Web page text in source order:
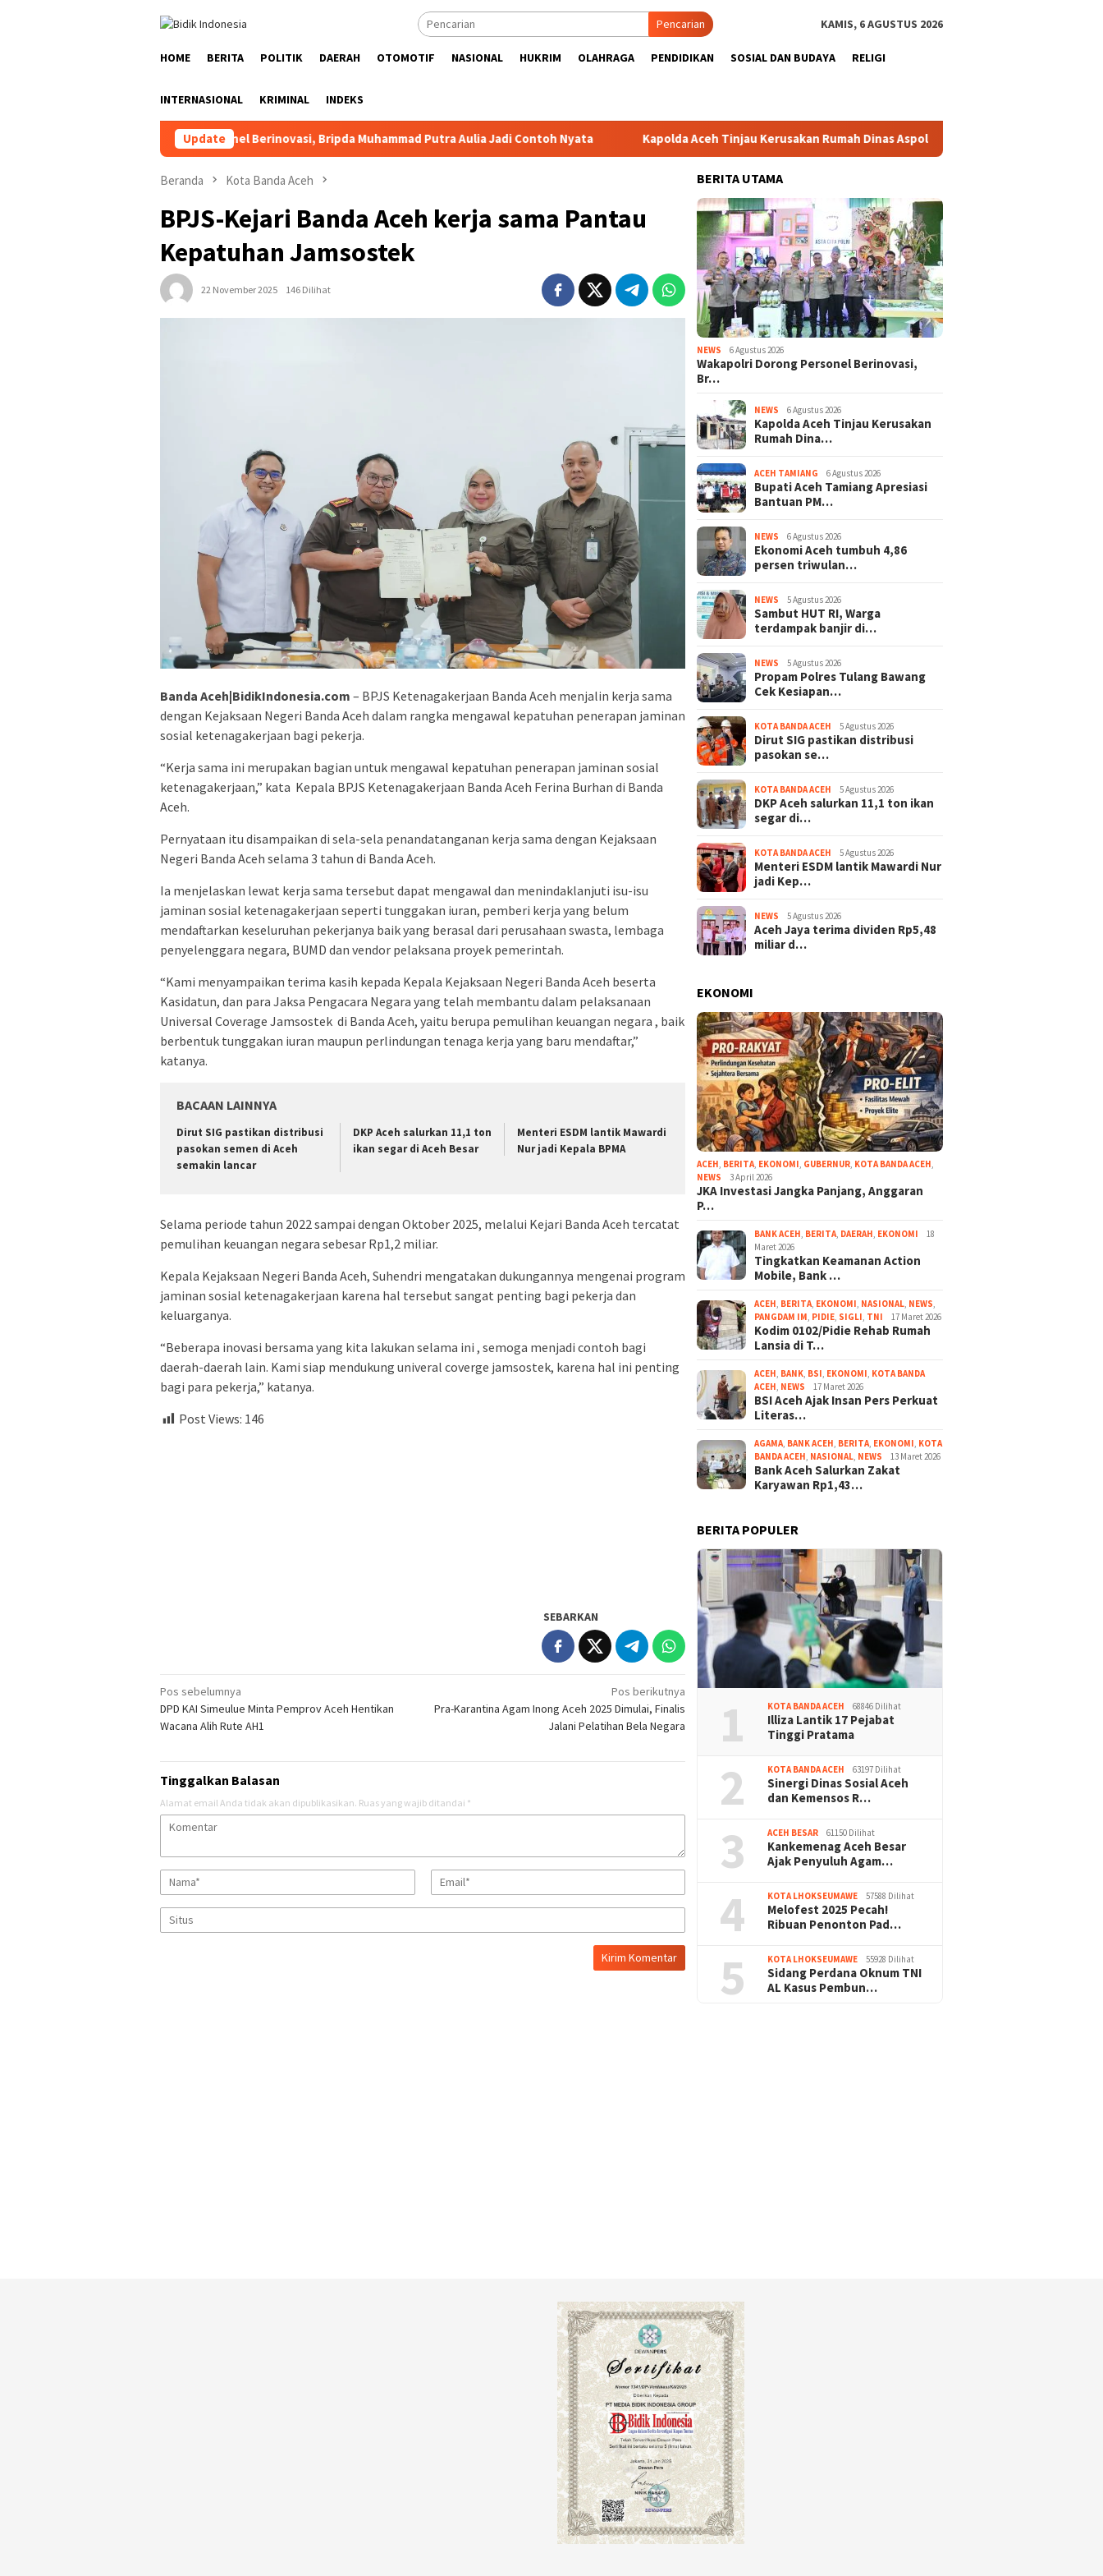
Pencarian KAMIS, 6 AGUSTUS 2026
HOME BERITA POLITIK DAERAH OTOMOTIF NASIONAL HUKRIM OLAHRAGA PENDIDIKAN SOSIAL DAN BUDAYA RELIGI
INTERNASIONAL KRIMINAL INDEKS
Update
Wakapolri Dorong Personel Berinovasi, Bripda Muhammad Putra Aulia Jadi Contoh Nyata Kapolda Aceh Tinjau Kerusakan Rumah Dinas Aspol Lamteumen I Akibat Angin Kencang Disertai
Beranda Kota Banda Aceh
BPJS-Kejari Banda Aceh kerja sama Pantau
Kepatuhan Jamsostek
22 November 2025 146 Dilihat
Banda Aceh|BidikIndonesia.com – BPJS Ketenagakerjaan Banda Aceh menjalin kerja sama
dengan Kejaksaan Negeri Banda Aceh dalam rangka mengawal kepatuhan penerapan jaminan
sosial ketenagakerjaan bagi pekerja.
“Kerja sama ini merupakan bagian untuk mengawal kepatuhan penerapan jaminan sosial
ketenagakerjaan,” kata Kepala BPJS Ketenagakerjaan Banda Aceh Ferina Burhan di Banda
Aceh.
Pernyataan itu disampaikan di sela-sela penandatanganan kerja sama dengan Kejaksaan
Negeri Banda Aceh selama 3 tahun di Banda Aceh.
Ia menjelaskan lewat kerja sama tersebut dapat mengawal dan menindaklanjuti isu-isu
jaminan sosial ketenagakerjaan seperti tunggakan iuran, pemberi kerja yang belum
mendaftarkan keseluruhan pekerjanya baik yang berasal dari perusahaan swasta, lembaga
penyelenggara negara, BUMD dan vendor pelaksana proyek pemerintah.
“Kami menyampaikan terima kasih kepada Kepala Kejaksaan Negeri Banda Aceh beserta
Kasidatun, dan para Jaksa Pengacara Negara yang telah membantu dalam pelaksanaan
Universal Coverage Jamsostek di Banda Aceh, yaitu berupa pemulihan keuangan negara , baik
berbentuk tunggakan iuran maupun perlindungan tenaga kerja yang baru mendaftar,”
katanya.
BACAAN LAINNYA
Dirut SIG pastikan distribusi
pasokan semen di Aceh
semakin lancar
DKP Aceh salurkan 11,1 ton
ikan segar di Aceh Besar
Menteri ESDM lantik Mawardi
Nur jadi Kepala BPMA
Selama periode tahun 2022 sampai dengan Oktober 2025, melalui Kejari Banda Aceh tercatat
pemulihan keuangan negara sebesar Rp1,2 miliar.
Kepala Kejaksaan Negeri Banda Aceh, Suhendri mengatakan dukungannya mengenai program
jaminan sosial ketenagakerjaan karena hal tersebut sangat penting bagi pekerja dan
keluarganya.
“Beberapa inovasi bersama yang kita lakukan selama ini , semoga menjadi contoh bagi
daerah-daerah lain. Kami siap mendukung univeral coverge jamsostek, karena hal ini penting
bagi para pekerja,” katanya.
Post Views: 146
SEBARKAN
Navigasi
pos
Pos sebelumnya
DPD KAI Simeulue Minta Pemprov Aceh Hentikan
Wacana Alih Rute AH1
Pos berikutnya
Pra-Karantina Agam Inong Aceh 2025 Dimulai, Finalis
Jalani Pelatihan Bela Negara
Tinggalkan Balasan
Alamat email Anda tidak akan dipublikasikan. Ruas yang wajib ditandai *
BERITA UTAMA
NEWS 6 Agustus 2026
Wakapolri Dorong Personel Berinovasi,
Br…
NEWS 6 Agustus 2026
Kapolda Aceh Tinjau Kerusakan
Rumah Dina…
ACEH TAMIANG 6 Agustus 2026
Bupati Aceh Tamiang Apresiasi
Bantuan PM…
NEWS 6 Agustus 2026
Ekonomi Aceh tumbuh 4,86
persen triwulan…
NEWS 5 Agustus 2026
Sambut HUT RI, Warga
terdampak banjir di…
NEWS 5 Agustus 2026
Propam Polres Tulang Bawang
Cek Kesiapan…
KOTA BANDA ACEH 5 Agustus 2026
Dirut SIG pastikan distribusi
pasokan se…
KOTA BANDA ACEH 5 Agustus 2026
DKP Aceh salurkan 11,1 ton ikan
segar di…
KOTA BANDA ACEH 5 Agustus 2026
Menteri ESDM lantik Mawardi Nur
jadi Kep…
NEWS 5 Agustus 2026
Aceh Jaya terima dividen Rp5,48
miliar d…
EKONOMI
ACEH BERITA EKONOMI GUBERNUR KOTA BANDA ACEH
NEWS
3 April 2026
JKA Investasi Jangka Panjang, Anggaran
P…
BANK ACEH BERITA DAERAH EKONOMI
18
Maret 2026
Tingkatkan Keamanan Action
Mobile, Bank …
ACEH BERITA EKONOMI NASIONAL NEWS
PANGDAM IM PIDIE SIGLI TNI 17 Maret 2026
Kodim 0102/Pidie Rehab Rumah
Lansia di T…
ACEH BANK BSI EKONOMI KOTA BANDA
ACEH NEWS 17 Maret 2026
BSI Aceh Ajak Insan Pers Perkuat
Literas…
AGAMA BANK ACEH BERITA EKONOMI KOTA
BANDA ACEH NASIONAL NEWS 13 Maret 2026
Bank Aceh Salurkan Zakat
Karyawan Rp1,43…
BERITA POPULER
1 KOTA BANDA ACEH 68846 Dilihat
Illiza Lantik 17 Pejabat
Tinggi Pratama
2 KOTA BANDA ACEH 63197 Dilihat
Sinergi Dinas Sosial Aceh
dan Kemensos R…
3 ACEH BESAR 61150 Dilihat
Kankemenag Aceh Besar
Ajak Penyuluh Agam…
4 KOTA LHOKSEUMAWE 57588 Dilihat
Melofest 2025 Pecah!
Ribuan Penonton Pad…
5 KOTA LHOKSEUMAWE 55928 Dilihat
Sidang Perdana Oknum TNI
AL Kasus Pembun…